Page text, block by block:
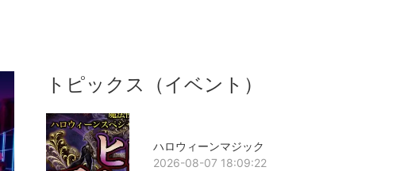
トピックス（イベント）
ハロウィーンマジック
2026-08-07 18:09:22